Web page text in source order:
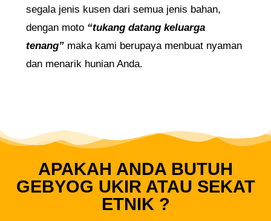
segala jenis kusen dari semua jenis bahan,
dengan moto “tukang datang keluarga
tenang” maka kami berupaya menbuat nyaman
dan menarik hunian Anda.
APAKAH ANDA BUTUH
GEBYOG UKIR ATAU SEKAT
ETNIK ?